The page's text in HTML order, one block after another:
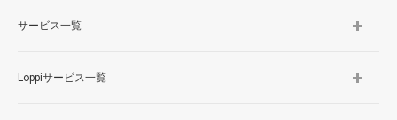
サービス一覧
Loppiサービス一覧